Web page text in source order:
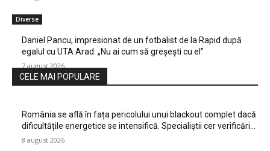
Diverse
Daniel Pancu, impresionat de un fotbalist de la Rapid după
egalul cu UTA Arad: „Nu ai cum să greșești cu el”
7 august 2026
CELE MAI POPULARE
România se află în fața pericolului unui blackout complet dacă
dificultățile energetice se intensifică. Specialiștii cer verificări…
8 august 2026